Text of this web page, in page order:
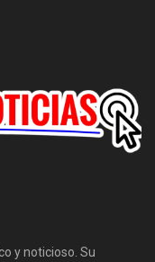
y noticioso. Su